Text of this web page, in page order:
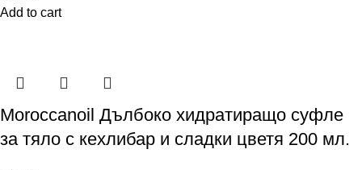
Add to cart
Moroccanoil Дълбоко хидратиращо суфле
за тяло с кехлибар и сладки цветя 200 мл.